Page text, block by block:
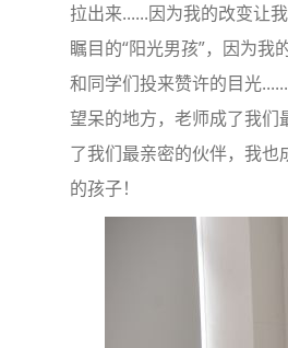
拉出来......因为我的改变让
瞩目的“阳光男孩”，因为我
和同学们投来赞许的目光
望呆的地方，老师成了我们
了我们最亲密的伙伴，我也
的孩子！